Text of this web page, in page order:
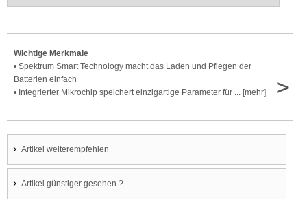
Wichtige Merkmale
• Spektrum Smart Technology macht das Laden und Pflegen der
Batterien einfach
• Integrierter Mikrochip speichert einzigartige Parameter für ... [mehr]
>
Artikel weiterempfehlen
Artikel günstiger gesehen ?